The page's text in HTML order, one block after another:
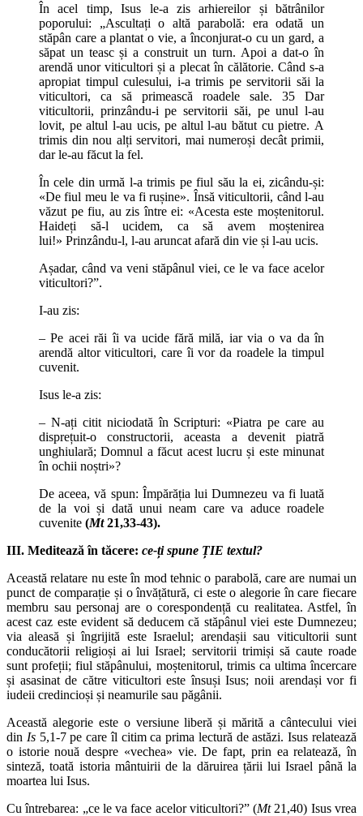
În acel timp, Isus le-a zis arhiereilor și bătrânilor
poporului: „Ascultați o altă parabolă: era odată un
stăpân care a plantat o vie, a înconjurat-o cu un gard, a
săpat un teasc și a construit un turn. Apoi a dat-o în
arendă unor viticultori și a plecat în călătorie. Când s-a
apropiat timpul culesului, i-a trimis pe servitorii săi la
viticultori, ca să primească roadele sale. 35 Dar
viticultorii, prinzându-i pe servitorii săi, pe unul l-au
lovit, pe altul l-au ucis, pe altul l-au bătut cu pietre. A
trimis din nou alți servitori, mai numeroși decât primii,
dar le-au făcut la fel.
În cele din urmă l-a trimis pe fiul său la ei, zicându-și:
«De fiul meu le va fi rușine». Însă viticultorii, când l-au
văzut pe fiu, au zis între ei: «Acesta este moștenitorul.
Haideți să-l ucidem, ca să avem moștenirea
lui!» Prinzându-l, l-au aruncat afară din vie și l-au ucis.
Așadar, când va veni stăpânul viei, ce le va face acelor
viticultori?”.
I-au zis:
– Pe acei răi îi va ucide fără milă, iar via o va da în
arendă altor viticultori, care îi vor da roadele la timpul
cuvenit.
Isus le-a zis:
– N-ați citit niciodată în Scripturi: «Piatra pe care au
disprețuit-o constructorii, aceasta a devenit piatră
unghiulară; Domnul a făcut acest lucru și este minunat
în ochii noștri»?
De aceea, vă spun: Împărăția lui Dumnezeu va fi luată
de la voi și dată unui neam care va aduce roadele
cuvenite (Mt21,33-43).
III. Meditează în tăcere: ce-ți spune ȚIE textul?
Această relatare nu este în mod tehnic o parabolă, care are numai un
punct de comparație și o învățătură, ci este o alegorie în care fiecare
membru sau personaj are o corespondență cu realitatea. Astfel, în
acest caz este evident să deducem că stăpânul viei este Dumnezeu;
via aleasă și îngrijită este Israelul; arendașii sau viticultorii sunt
conducătorii religioși ai lui Israel; servitorii trimiși să caute roade
sunt profeții; fiul stăpânului, moștenitorul, trimis ca ultima încercare
și asasinat de către viticultori este însuși Isus; noii arendași vor fi
iudeii credincioși și neamurile sau păgânii.
Această alegorie este o versiune liberă și mărită a cântecului viei
din Is5,1-7 pe care îl citim ca prima lectură de astăzi. Isus relatează
o istorie nouă despre «vechea» vie. De fapt, prin ea relatează, în
sinteză, toată istoria mântuirii de la dăruirea țării lui Israel până la
moartea lui Isus.
Cu întrebarea: „ce le va face acelor viticultori?” (Mt21,40) Isus vrea